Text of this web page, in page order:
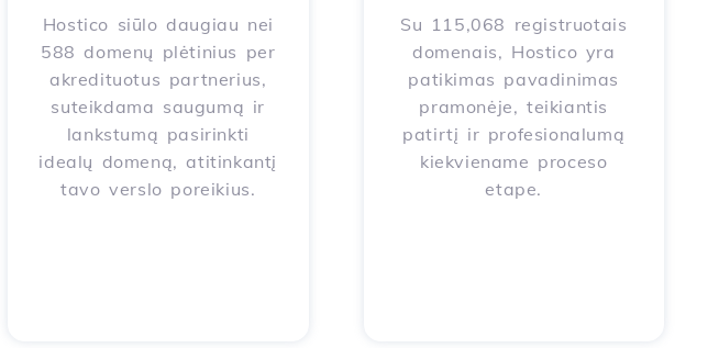
Hostico siūlo daugiau nei
588 domenų plėtinius per
akredituotus partnerius,
suteikdama saugumą ir
lankstumą pasirinkti
idealų domeną, atitinkantį
tavo verslo poreikius.
Su 115,068 registruotais
domenais, Hostico yra
patikimas pavadinimas
pramonėje, teikiantis
patirtį ir profesionalumą
kiekviename proceso
etape.